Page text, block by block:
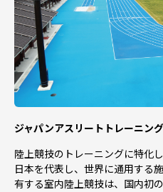
ジャパンアスリートトレーニン
陸上競技のトレーニングに特化
日本を代表し、世界に通用する
有する室内陸上競技は、国内初